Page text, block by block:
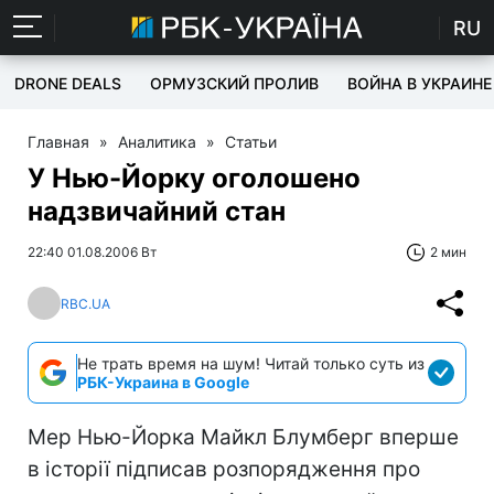
RU
DRONE DEALS ОРМУЗСКИЙ ПРОЛИВ ВОЙНА В УКРАИНЕ
Главная » Аналитика » Статьи
У Нью-Йорку оголошено
надзвичайний стан
22:40 01.08.2006 Вт 2 мин
RBC.UA
Не трать время на шум! Читай только суть из
РБК-Украина в Google
Мер Нью-Йорка Майкл Блумберг вперше
в історії підписав розпорядження про